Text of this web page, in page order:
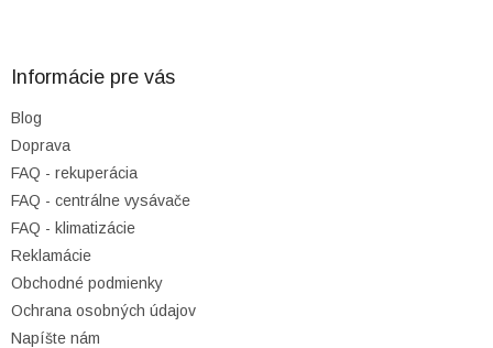
Informácie pre vás
Blog
Doprava
FAQ - rekuperácia
FAQ - centrálne vysávače
FAQ - klimatizácie
Reklamácie
Obchodné podmienky
Ochrana osobných údajov
Napíšte nám